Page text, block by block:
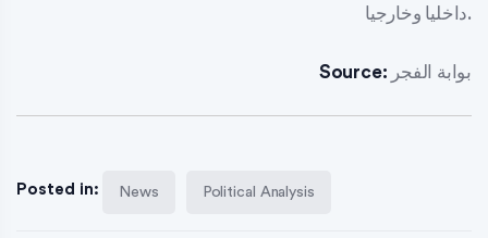
داخليا وخارجيا.
Source: بوابة الفجر
Posted in: News Political Analysis